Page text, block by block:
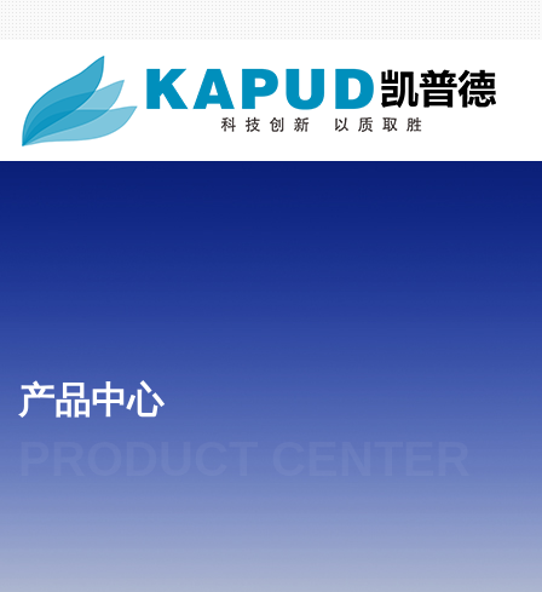
产品中心